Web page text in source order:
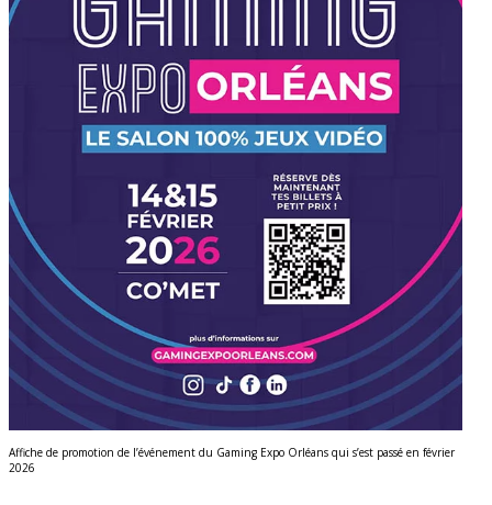
Affiche de promotion de l’événement du Gaming Expo Orléans qui s’est passé en février
2026